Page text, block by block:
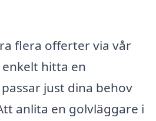
flera offerter via vår
hitta en
just dina behov
anlita en golvläggare i